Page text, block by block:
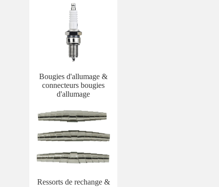
Bougies d'allumage &
connecteurs bougies
d'allumage
Ressorts de rechange &